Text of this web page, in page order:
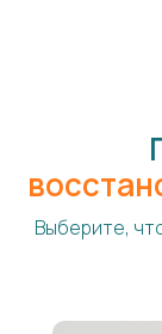
Выберите,